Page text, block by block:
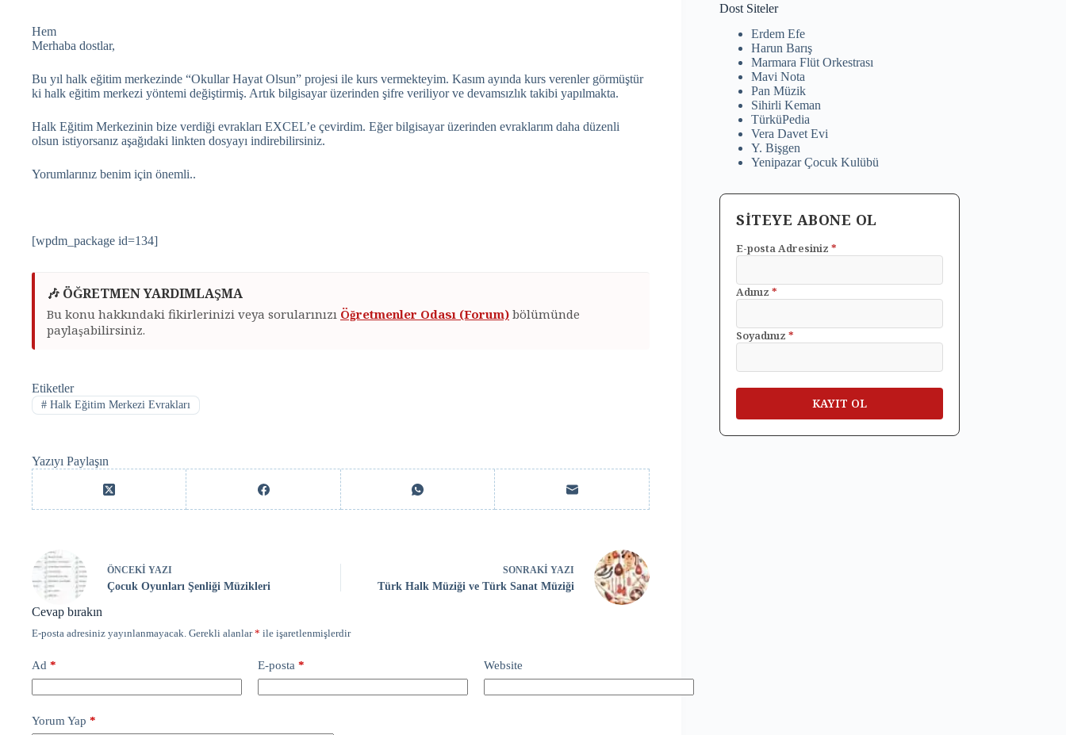
Hem
Merhaba dostlar,
Bu yıl halk eğitim merkezinde “Okullar Hayat Olsun” projesi ile kurs vermekteyim. Kasım ayında kurs verenler görmüştür
ki halk eğitim merkezi yöntemi değiştirmiş. Artık bilgisayar üzerinden şifre veriliyor ve devamsızlık takibi yapılmakta.
Halk Eğitim Merkezinin bize verdiği evrakları EXCEL’e çevirdim. Eğer bilgisayar üzerinden evraklarım daha düzenli
olsun istiyorsanız aşağıdaki linkten dosyayı indirebilirsiniz.
Yorumlarınız benim için önemli..
[wpdm_package id=134]
🎶 ÖĞRETMEN YARDIMLAŞMA
Bu konu hakkındaki fikirlerinizi veya sorularınızı Öğretmenler Odası (Forum) bölümünde
paylaşabilirsiniz.
Etiketler
#Halk Eğitim Merkezi Evrakları
Yazıyı Paylaşın
ÖNCEKI YAZI
Çocuk Oyunları Şenliği Müzikleri
SONRAKI YAZI
Türk Halk Müziği ve Türk Sanat Müziği
Cevap bırakın
E-posta adresiniz yayınlanmayacak. Gerekli alanlar* ile işaretlenmişlerdir
Ad * E-posta * Website
Yorum Yap *
Dost Siteler
Erdem Efe
Harun Barış
Marmara Flüt Orkestrası
Mavi Nota
Pan Müzik
Sihirli Keman
TürküPedia
Vera Davet Evi
Y. Bişgen
Yenipazar Çocuk Kulübü
SİTEYE ABONE OL
E-posta Adresiniz*
Adınız*
Soyadınız*